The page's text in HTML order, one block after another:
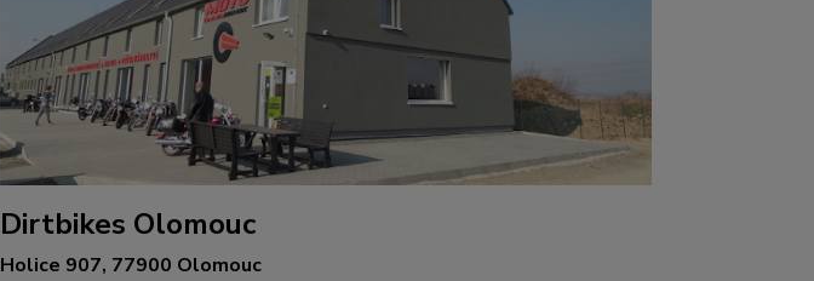
Dirtbikes Olomouc
Holice 907, 77900 Olomouc